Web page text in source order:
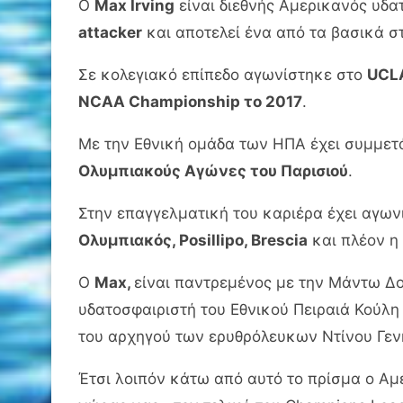
Ο Max Irving είναι διεθνής Αμερικανός
attacker και αποτελεί ένα από τα βασικά
Σε κολεγιακό επίπεδο αγωνίστηκε στο
NCAA Championship το 2017.
Με την Εθνική ομάδα των ΗΠΑ έχει
Ολυμπιακούς Αγώνες του Παρισιού.
Στην επαγγελματική του καριέρα έχει
Ολυμπιακός, Posillipo, Brescia και πλέον η
Ο Max, είναι παντρεμένος με την Μάντω
υδατοσφαιριστή του Εθνικού Πειραιά
του αρχηγού των ερυθρόλευκων Ντίνου
Έτσι λοιπόν κάτω από αυτό το πρίσμα ο